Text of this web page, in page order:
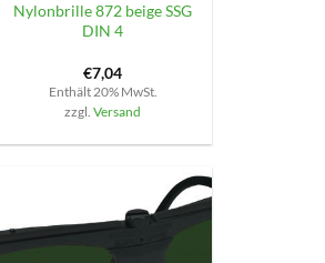
Nylonbrille 872 beige SSG
DIN 4
€7,04
Enthält 20% MwSt.
zzgl.Versand